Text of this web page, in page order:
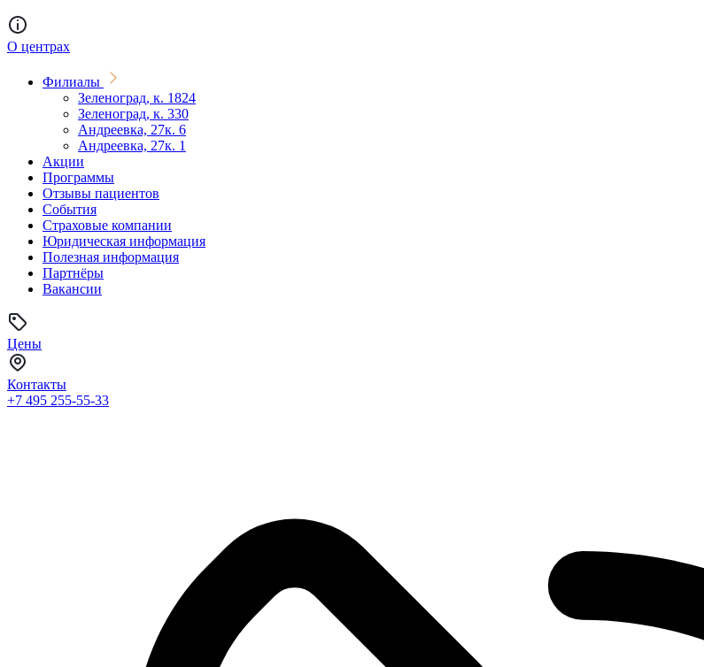
О центрах
Филиалы
Зеленоград, к. 1824
Зеленоград, к. 330
Андреевка, 27к. 6
Андреевка, 27к. 1
Акции
Программы
Отзывы пациентов
События
Страховые компании
Юридическая информация
Полезная информация
Партнёры
Вакансии
Цены
Контакты
+7 495 255-55-33